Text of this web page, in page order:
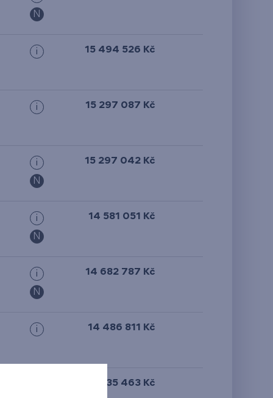
N
i 15 494 526 Kč
i 15 297 087 Kč
i
N
15 297 042 Kč
i
N
14 581 051 Kč
i
N
14 682 787 Kč
i 14 486 811 Kč
14 935 463 Kč